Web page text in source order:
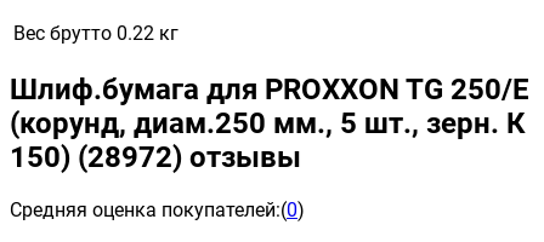
Вес брутто 0.22 кг
Шлиф.бумага для PROXXON TG 250/Е
(корунд, диам.250 мм., 5 шт., зерн. К
150) (28972) отзывы
Средняя оценка покупателей:(0)